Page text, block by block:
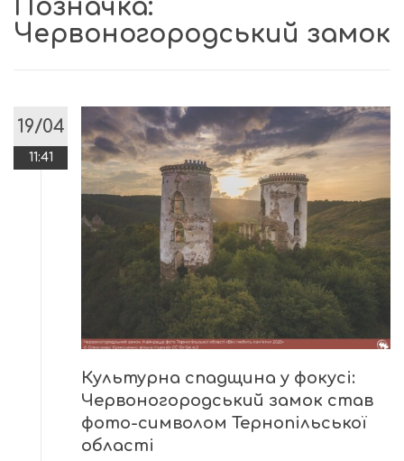
Позначка:
Червоногородський замок
19/04
11:41
Культурна спадщина у фокусі:
Червоногородський замок став
фото-символом Тернопільської
області